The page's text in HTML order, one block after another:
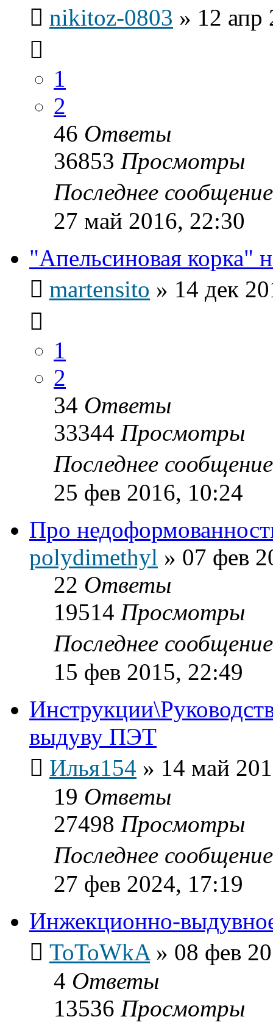
nikitoz-0803 » 12 апр
1
2
46 Ответы
36853 Просмотры
Последнее
27 май 2016, 22:30
"Апельсиновая корка"
martensito » 14 дек
1
2
34 Ответы
33344 Просмотры
Последнее
25 фев 2016, 10:24
Про
polydimethyl » 07 фев
22 Ответы
19514 Просмотры
Последнее
15 фев 2015, 22:49
выдуву ПЭТ
Илья154 » 14 май
19 Ответы
27498 Просмотры
Последнее
27 фев 2024, 17:19
Инжекционно-
ToToWkA» 08 фев
4 Ответы
13536 Просмотры